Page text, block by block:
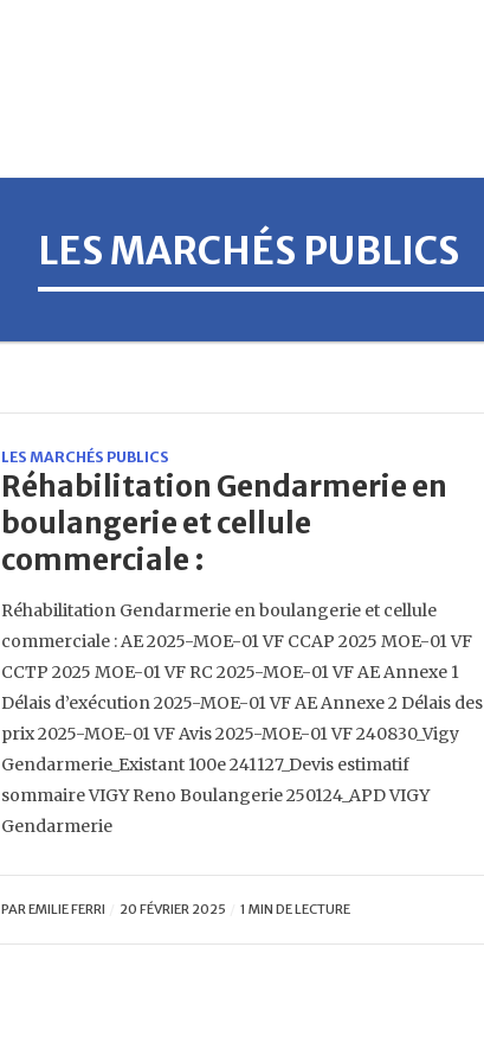
LES MARCHÉS PUBLICS
LES MARCHÉS PUBLICS
Réhabilitation Gendarmerie en
boulangerie et cellule
commerciale :
Réhabilitation Gendarmerie en boulangerie et cellule
commerciale : AE 2025-MOE-01 VF CCAP 2025 MOE-01 VF
CCTP 2025 MOE-01 VF RC 2025-MOE-01 VF AE Annexe 1
Délais d’exécution 2025-MOE-01 VF AE Annexe 2 Délais des
prix 2025-MOE-01 VF Avis 2025-MOE-01 VF 240830_Vigy
Gendarmerie_Existant 100e 241127_Devis estimatif
sommaire VIGY Reno Boulangerie 250124_APD VIGY
Gendarmerie
PAREMILIE FERRI 20 FÉVRIER 2025 1 MIN DE LECTURE